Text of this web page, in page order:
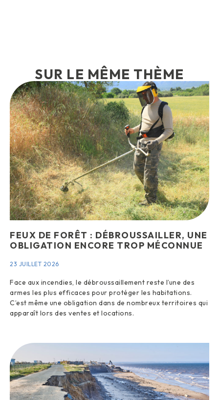
SUR LE MÊME THÈME
FEUX DE FORÊT : DÉBROUSSAILLER, UNE
OBLIGATION ENCORE TROP MÉCONNUE
23 JUILLET 2026
Face aux incendies, le débroussaillement reste l’une des
armes les plus efficaces pour protéger les habitations.
C’est même une obligation dans de nombreux territoires qui
apparaît lors des ventes et locations.